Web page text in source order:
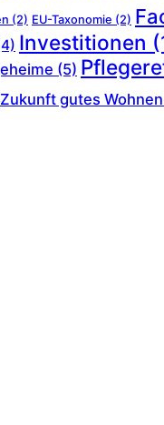
(2) EU-Taxonomie (2)
Investitionen
(5)
Zukunft gutes Wohnen